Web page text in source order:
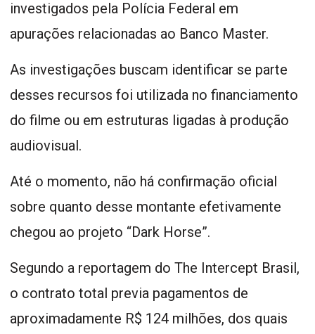
investigados pela Polícia Federal em
apurações relacionadas ao Banco Master.
As investigações buscam identificar se parte
desses recursos foi utilizada no financiamento
do filme ou em estruturas ligadas à produção
audiovisual.
Até o momento, não há confirmação oficial
sobre quanto desse montante efetivamente
chegou ao projeto “Dark Horse”.
Segundo a reportagem do The Intercept Brasil,
o contrato total previa pagamentos de
aproximadamente R$ 124 milhões, dos quais